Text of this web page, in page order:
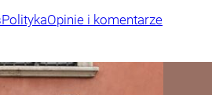
PolitykaOpinie i komentarze